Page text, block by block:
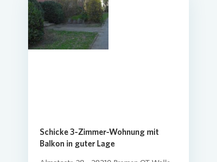
Schicke 3-Zimmer-Wohnung mit
Balkon in guter Lage